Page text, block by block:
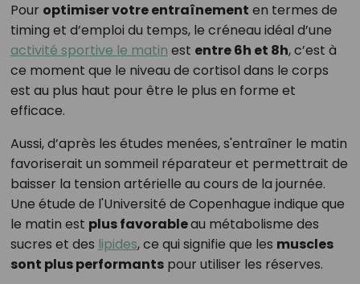
Pour optimiser votre entraînement en termes de
timing et d’emploi du temps, le créneau idéal d’une
activité sportive le matin est entre 6h et 8h, c’est à
ce moment que le niveau de cortisol dans le corps
est au plus haut pour être le plus en forme et
efficace.
Aussi, d’après les études menées, s'entraîner le matin
favoriserait un sommeil réparateur et permettrait de
baisser la tension artérielle au cours de la journée.
Une étude de l'Université de Copenhague indique que
le matin est plus favorableau métabolisme des
sucres et des lipides, ce qui signifie que les muscles
sont plus performantspour utiliser les réserves.